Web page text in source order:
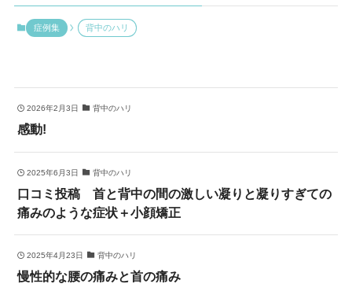
症例集 背中のハリ
2026年2月3日 背中のハリ
感動!
2025年6月3日 背中のハリ
口コミ投稿 首と背中の間の激しい凝りと凝りすぎての
痛みのような症状＋小顔矯正
2025年4月23日 背中のハリ
慢性的な腰の痛みと首の痛み